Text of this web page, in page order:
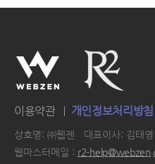
이용약관 개인정보처리방침
상호명: ㈜웹젠 대표이사: 김태영
웹마스터메일 : r2-